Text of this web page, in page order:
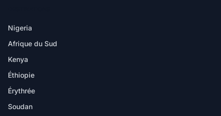
Nigeria
Afrique du Sud
Kenya
Éthiopie
Érythrée
Soudan